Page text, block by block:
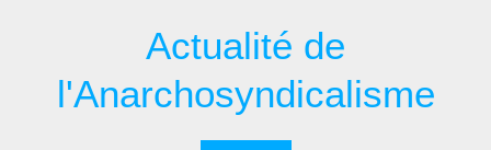
Actualité de
l'Anarchosyndicalisme